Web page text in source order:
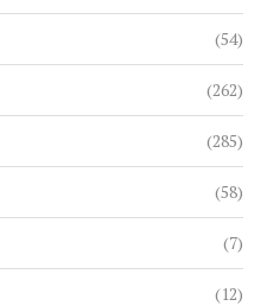
(54)
(262)
(285)
(58)
(7)
(12)